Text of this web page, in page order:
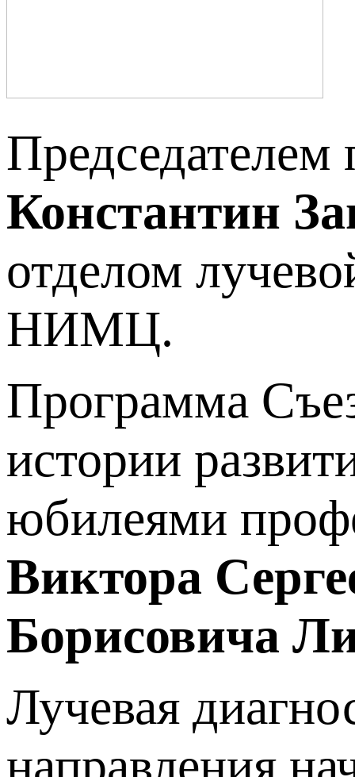
Председателем
Константин
отделом
НИМЦ.
Программа
истории
юбилеями
Виктора
Борисовича
Лучевая
направления